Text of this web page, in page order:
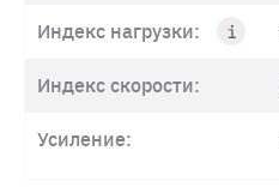
Индекс нагрузки:
Индекс скорости:
Усиление: